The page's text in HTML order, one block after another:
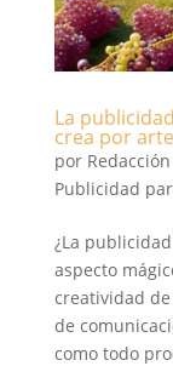
La
crea por
por Redacción
Publicidad
¿La
aspecto
creatividad
de
como todo